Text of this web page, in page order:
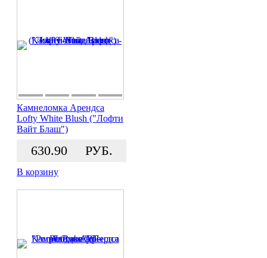
Камнеломка Арендса
Lofty White Blush ("Лофти
Вайт Блаш")
630.90 РУБ.
В корзину